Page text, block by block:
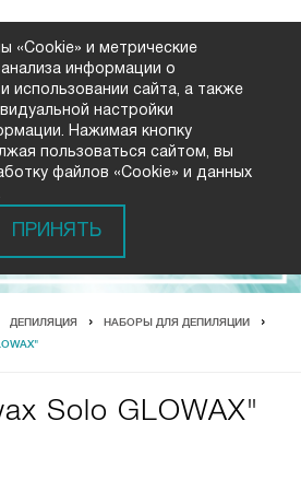
ДЕПИЛЯЦИЯ НАБОРЫ ДЛЯ ДЕПИЛЯЦИИ
Solo GLOWAX"
«Cookie» и метрические
информации о
использовании сайта, а также
настройки
Нажимая кнопку
пользоваться сайтом, вы
файлов «Cookie» и данных
ПРИНЯТЬ